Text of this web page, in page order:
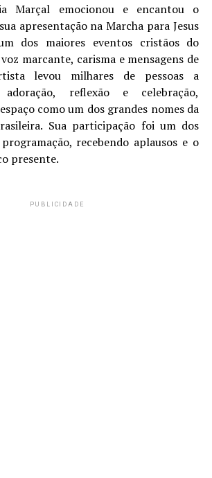
Marçal emocionou e encantou o
apresentação na Marcha para Jesus
dos maiores eventos cristãos do
marcante, carisma e mensagens de
levou milhares de pessoas a
reflexão e celebração,
como um dos grandes nomes da
Sua participação foi um dos
recebendo aplausos e o
presente.
PUBLICIDADE